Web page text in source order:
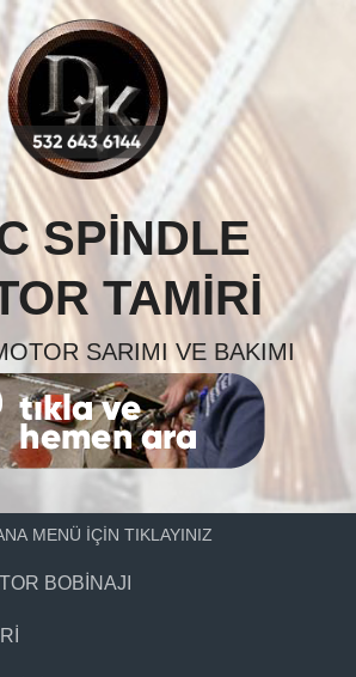
SPINDLE
TAMIRI
SARIMI VE BAKIMI
MENÜ İÇİN TIKLAYINIZ
BOBINAJI